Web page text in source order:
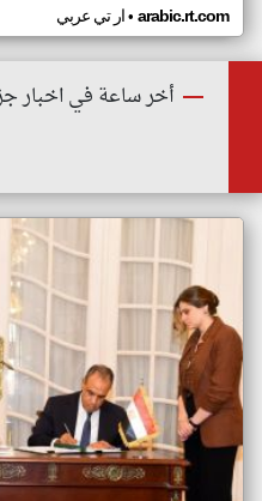
ار تي عربي• arabic.rt.com
أخر ساعة في اخبار